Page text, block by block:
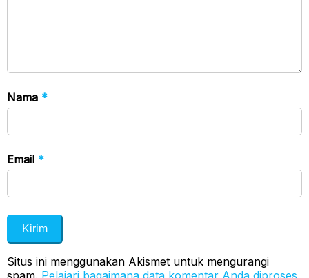
Nama *
Email *
Situs ini menggunakan Akismet untuk mengurangi
spam. Pelajari bagaimana data komentar Anda diproses